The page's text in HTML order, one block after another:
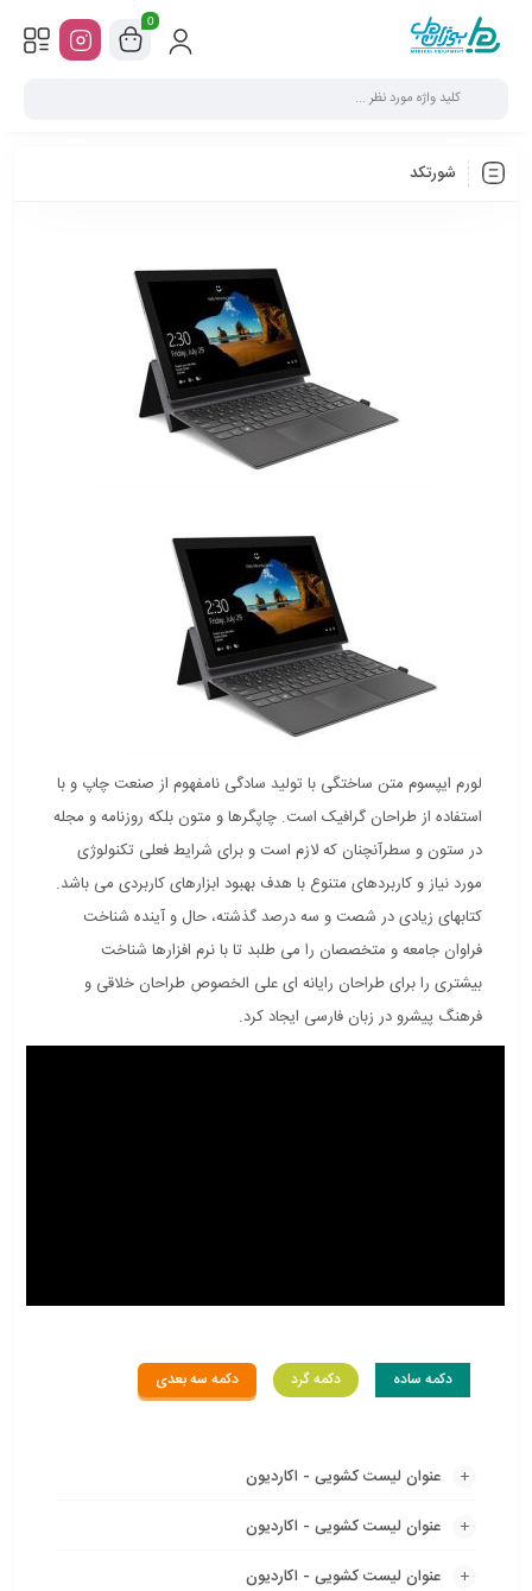
0
شورتکد
لورم ایپسوم متن ساختگی با تولید سادگی نامفهوم از صنعت چاپ و با
استفاده از طراحان گرافیک است. چاپگرها و متون بلکه روزنامه و مجله
در ستون و سطرآنچنان که لازم است و برای شرایط فعلی تکنولوژی
مورد نیاز و کاربردهای متنوع با هدف بهبود ابزارهای کاربردی می باشد.
کتابهای زیادی در شصت و سه درصد گذشته، حال و آینده شناخت
فراوان جامعه و متخصصان را می طلبد تا با نرم افزارها شناخت
بیشتری را برای طراحان رایانه ای علی الخصوص طراحان خلاقی و
فرهنگ پیشرو در زبان فارسی ایجاد کرد.
دکمه ساده دکمه گرد دکمه سه بعدی
عنوان لیست کشویی - اکاردیون
عنوان لیست کشویی - اکاردیون
عنوان لیست کشویی - اکاردیون